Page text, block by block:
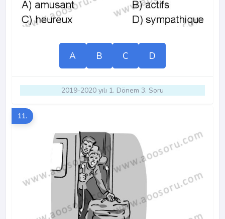
A B C D
2019-2020 yılı 1. Dönem 3. Soru
11.